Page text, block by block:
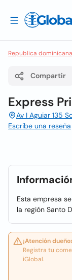
Republica dominicana
Compartir
Express
Av I Aguiar 135
Escribe una reseña
Esta empresa
la región Santo
¡Atención
Registra tu
iGlobal.